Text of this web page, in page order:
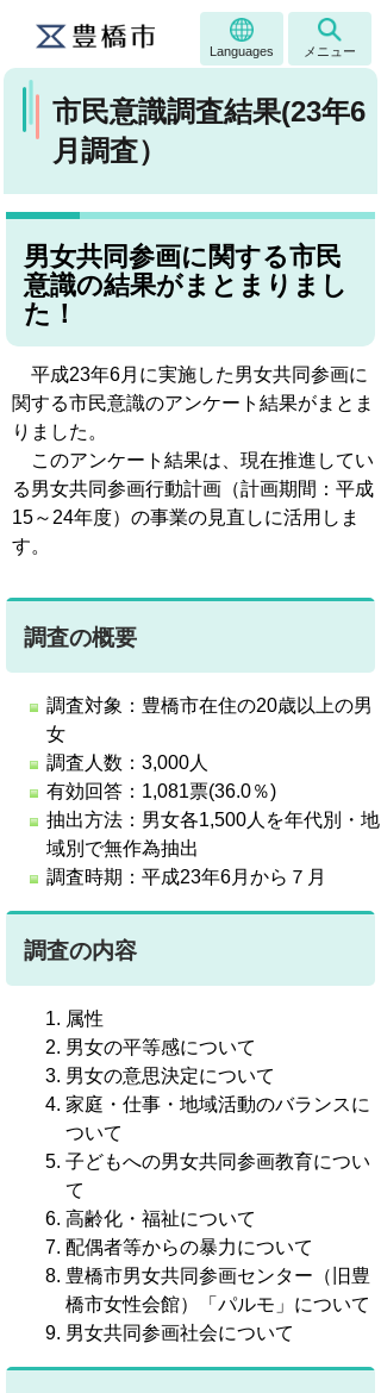
Languages メニュー
市民意識調査結果(23年6
月調査）
男女共同参画に関する市民
意識の結果がまとまりまし
た！
平成23年6月に実施した男女共同参画に
関する市民意識のアンケート結果がまとま
りました。
このアンケート結果は、現在推進してい
る男女共同参画行動計画（計画期間：平成
15～24年度）の事業の見直しに活用しま
す。
調査の概要
調査対象：豊橋市在住の20歳以上の男
女
調査人数：3,000人
有効回答：1,081票(36.0％)
抽出方法：男女各1,500人を年代別・地
域別で無作為抽出
調査時期：平成23年6月から７月
調査の内容
属性
男女の平等感について
男女の意思決定について
家庭・仕事・地域活動のバランスに
ついて
子どもへの男女共同参画教育につい
て
高齢化・福祉について
配偶者等からの暴力について
豊橋市男女共同参画センター（旧豊
橋市女性会館）「パルモ」について
男女共同参画社会について